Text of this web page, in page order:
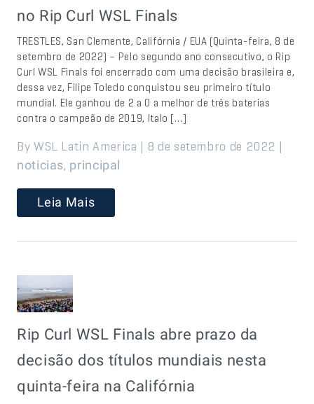
no Rip Curl WSL Finals
TRESTLES, San Clemente, Califórnia / EUA (Quinta-feira, 8 de
setembro de 2022) – Pelo segundo ano consecutivo, o Rip
Curl WSL Finals foi encerrado com uma decisão brasileira e,
dessa vez, Filipe Toledo conquistou seu primeiro título
mundial. Ele ganhou de 2 a 0 a melhor de três baterias
contra o campeão de 2019, Italo […]
By WSL Latin America | 8 de setembro de 2022 |
noticias, principal
Leia Mais
Rip Curl WSL Finals abre prazo da
decisão dos títulos mundiais nesta
quinta-feira na Califórnia